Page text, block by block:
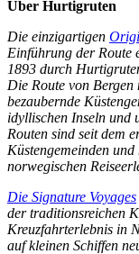
Über Hurtigruten
Die einzigartigen
Einführung der Route
1893 durch
Die Route von
bezaubernde
idyllischen Inseln und
Routen sind seit dem
Küstengemeinden
norwegischen
Die Signature Voyages
der traditionsreichen
Kreuzfahrterlebnis in
auf kleinen Schiffen